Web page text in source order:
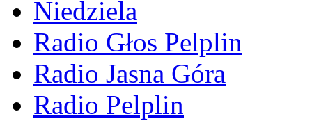
Niedziela
Radio Głos Pelplin
Radio Jasna Góra
Radio Pelplin